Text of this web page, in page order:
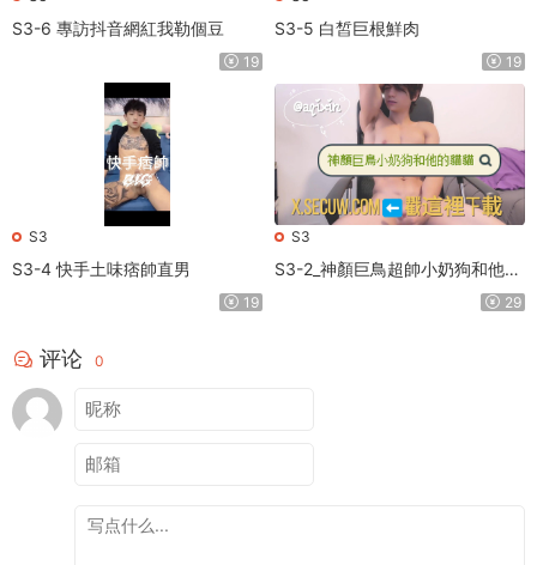
S3-6 專訪抖音網紅我勒個豆
19
S3-5 白皙巨根鮮肉
19
S3
S3-4 快手土味痞帥直男
19
S3
S3-2_神顏巨鳥超帥小奶狗和他的
29
评论 0